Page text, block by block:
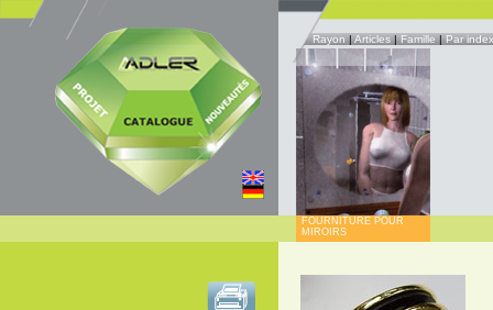
Rayon|Articles|Famille|Par index
FOURNITURE POUR
MIROIRS